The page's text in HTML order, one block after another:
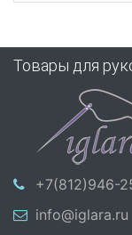
Товары для
+7(812)946-
info@iglara.ru